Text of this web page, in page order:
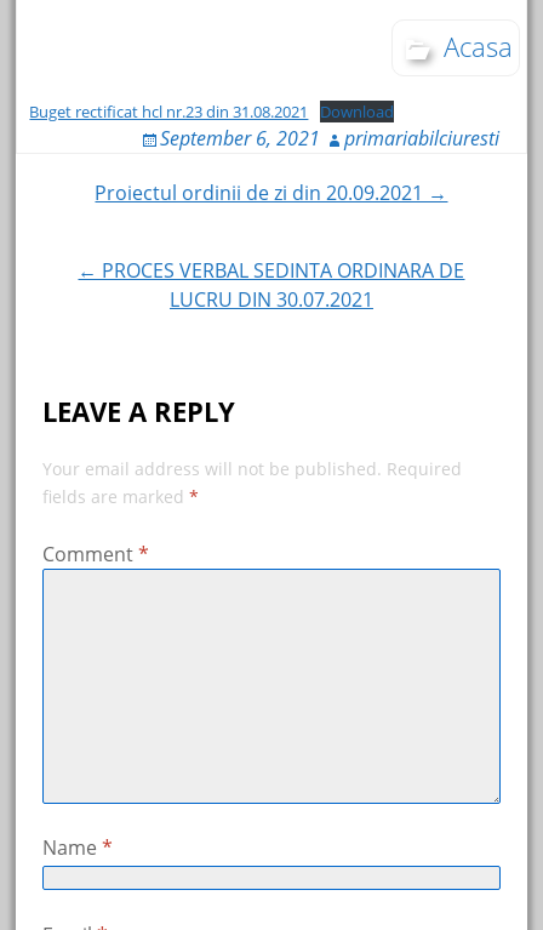
Acasa
Buget rectificat hcl nr.23 din 31.08.2021 Download
September 6, 2021 primariabilciuresti
Post
navigation
Proiectul ordinii de zi din 20.09.2021 →
← PROCES VERBAL SEDINTA ORDINARA DE
LUCRU DIN 30.07.2021
LEAVE A REPLY
Your email address will not be published. Required
fields are marked *
Comment*
Name *